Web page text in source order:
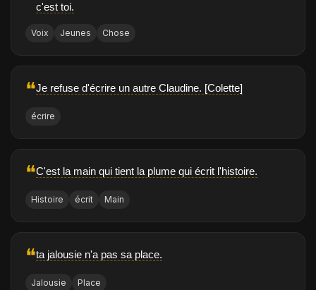
c'est toi.
Voix Jeunes Chose
❝Je refuse d'écrire un autre Claudine. [Colette]
écrire
❝C'est la main qui tient la plume qui écrit l'histoire.
Histoire écrit Main
❝ta jalousie n'a pas sa place.
Jalousie Place